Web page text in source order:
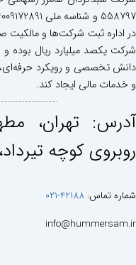
در اداره ثبت شرکت‌ها و مالکیت
شرکت یکصد میلیارد ریال بوده و
دانش تخصصی و رویکرد حرفه‌ای،
و خدمات مالی ایجاد کند.
آدرس: تهران،
روبروی كوچه
شماره تماس: 42188-021
info@hummersam.ir